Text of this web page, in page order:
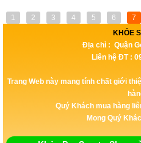
1 2 3 4 5 6 7
KHỎE
Địa chỉ : Quận
Liên hệ ĐT :
Trang Web này mang tính chất giới
Quý Khách mua hàng
Mong Quý